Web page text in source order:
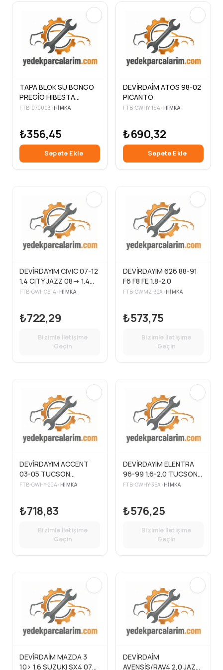
TAPA BLOK SU BONGO
PREGİO HIBESTA
SİLİNDİR KAPAĞI
FTB-070003 •HIMKA
₺356,45
Sepete Ekle
DEVİRDAİM ATOS 98-02
PICANTO
FTB-GWHY-19A •HIMKA
₺690,32
Sepete Ekle
DEVİRDAYIM CIVIC 07-12
1.4 CITY JAZZ 08-> 1.4
16V
FTB-GWHO61A • HIMKA
₺722,29
Bizimle İletişime
Geçin
DEVİRDAYIM 626 88-91
F6 F8 FE 1.8-2.0
FTB-GWMZ-32A • HIMKA
₺573,75
Bizimle İletişime
Geçin
DEVİRDAYIM ACCENT
03-05 TUCSON
SANTAFE DİZEL
FTB-GWHY-20A • HIMKA
₺718,83
Bizimle İletişime
Geçin
DEVİRDAYIM ELENTRA
96-99 1.6-2.0 TUCSON
04-> BENZ.
FTB-GWHY-35A • HIMKA
₺576,25
Bizimle İletişime
Geçin
DEVİRDAİM MAZDA 3
10> 1.6 SUZUKI SX4 07>
DEVİRDAİM
AVENSİS/RAV4 2,0 JAZ